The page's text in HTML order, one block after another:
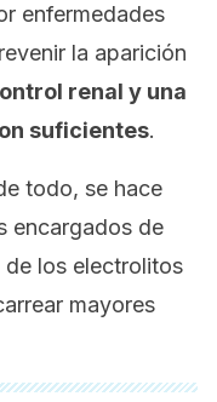
enfermedades
la aparición
renal y una
suficientes.
todo, se hace
encargados de
de los electrolitos
mayores